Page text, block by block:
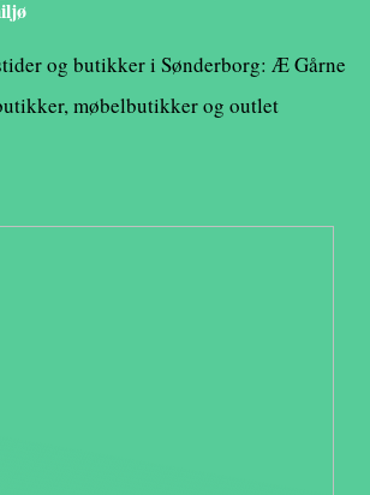
og butikker i Sønderborg: Æ Gårne
møbelbutikker og outlet